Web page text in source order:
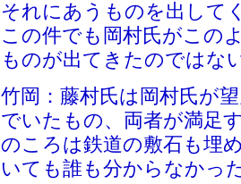
それにあうものを出して
この件でも岡村氏がこの
ものが出てきたのではな
竹岡：藤村氏は岡村氏が
でいたもの、両者が満足
のころは鉄道の敷石も埋
いても誰も分からなかっ